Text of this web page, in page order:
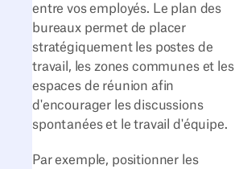
entre vos employés. Le plan des
bureaux permet de placer
stratégiquement les postes de
travail, les zones communes et les
espaces de réunion afin
d'encourager les discussions
spontanées et le travail d'équipe.
Par exemple, positionner les